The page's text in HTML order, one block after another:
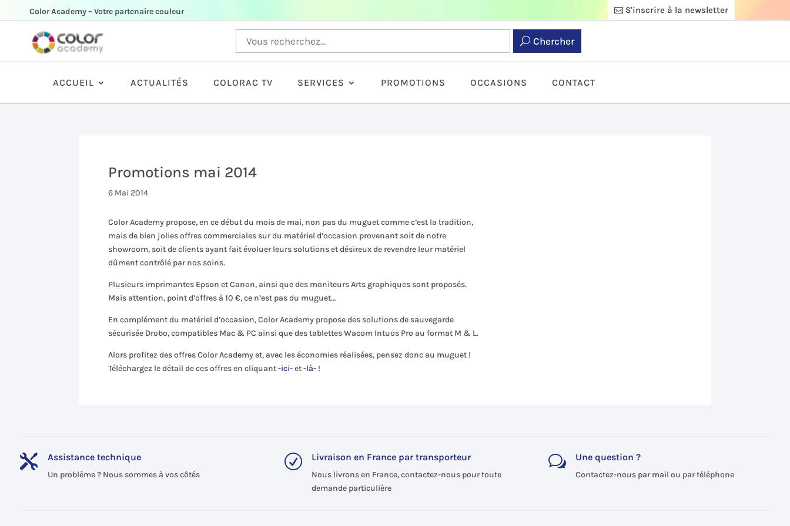
Color Academy – Votre partenaire couleur S'inscrire à la newsletter
Chercher
ACCUEIL ACTUALITÉS COLORAC TV SERVICES PROMOTIONS OCCASIONS CONTACT
Promotions mai 2014
6 Mai 2014
Color Academy propose, en ce début du mois de mai, non pas du muguet comme c’est la tradition,
mais de bien jolies offres commerciales sur du matériel d’occasion provenant soit de notre
showroom, soit de clients ayant fait évoluer leurs solutions et désireux de revendre leur matériel
dûment contrôlé par nos soins.
Plusieurs imprimantes Epson et Canon, ainsi que des moniteurs Arts graphiques sont proposés.
Mais attention, point d’offres à 10 €, ce n’est pas du muguet…
En complément du matériel d’occasion, Color Academy propose des solutions de sauvegarde
sécurisée Drobo, compatibles Mac & PC ainsi que des tablettes Wacom Intuos Pro au format M & L.
Alors profitez des offres Color Academy et, avec les économies réalisées, pensez donc au muguet !
Téléchargez le détail de ces offres en cliquant-ici-et-là- !
 Assistance technique
Un problème ? Nous sommes à vos côtés
R Livraison en France par transporteur
Nous livrons en France, contactez-nous pour toute
demande particulière
w Une question ?
Contactez-nous par mail ou par téléphone